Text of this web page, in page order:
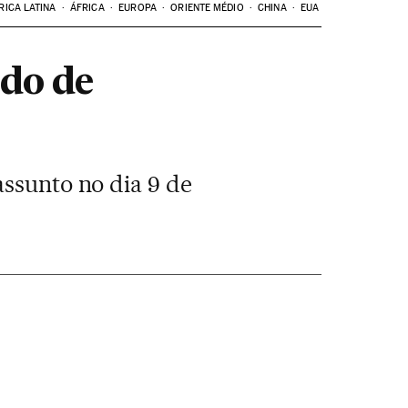
LATINA ÁFRICA EUROPA ORIENTE MÉDIO CHINA EUA
de
no dia 9 de